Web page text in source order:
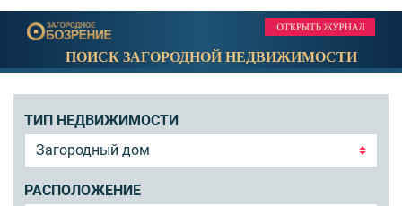
ПОИСК ЗАГОРОДНОЙ НЕДВИЖИМОСТИ
ТИП НЕДВИЖИМОСТИ
РАСПОЛОЖЕНИЕ